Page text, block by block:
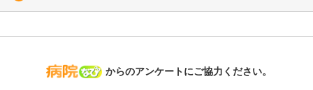
病院なび
からのアンケートにご協力ください。